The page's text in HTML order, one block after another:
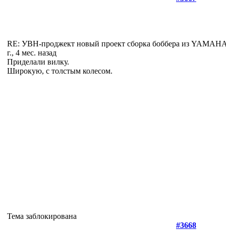
RE: УВН-проджект новый проект сборка боббера из
г., 4 мес. назад
Приделали вилку.
Широкую, с толстым колесом.
Тема заблокирована
#3668